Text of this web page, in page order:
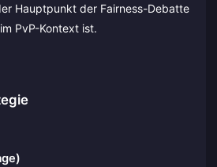
Hauptpunkt der Fairness-Debatte
PvP-Kontext ist.